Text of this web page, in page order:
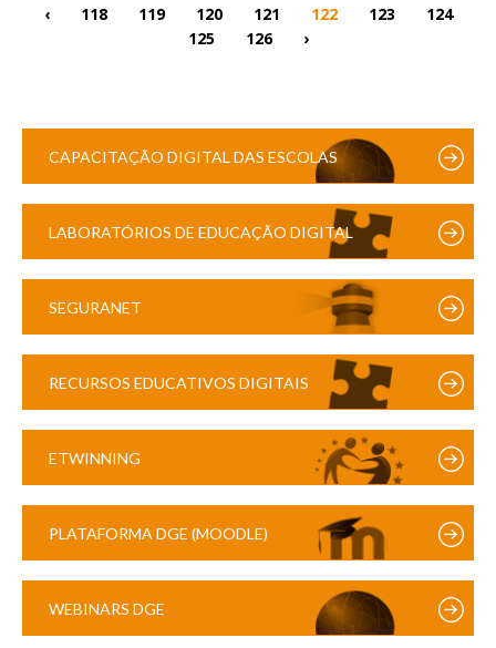
‹ 118 119 120 121 122 123
124
125
126 ›
CAPACITAÇÃO DIGITAL DAS ESCOLAS
LABORATÓRIOS DE EDUCAÇÃO DIGITAL
SEGURANET
RECURSOS EDUCATIVOS DIGITAIS
ETWINNING
PLATAFORMA DGE (MOODLE)
WEBINARS DGE